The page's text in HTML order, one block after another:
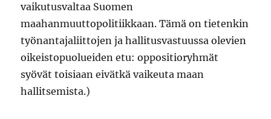
vaikutusvaltaa Suomen
maahanmuuttopolitiikkaan. Tämä on tietenkin
työnantajaliittojen ja hallitusvastuussa olevien
oikeistopuolueiden etu: oppositioryhmät
syövät toisiaan eivätkä vaikeuta maan
hallitsemista.)